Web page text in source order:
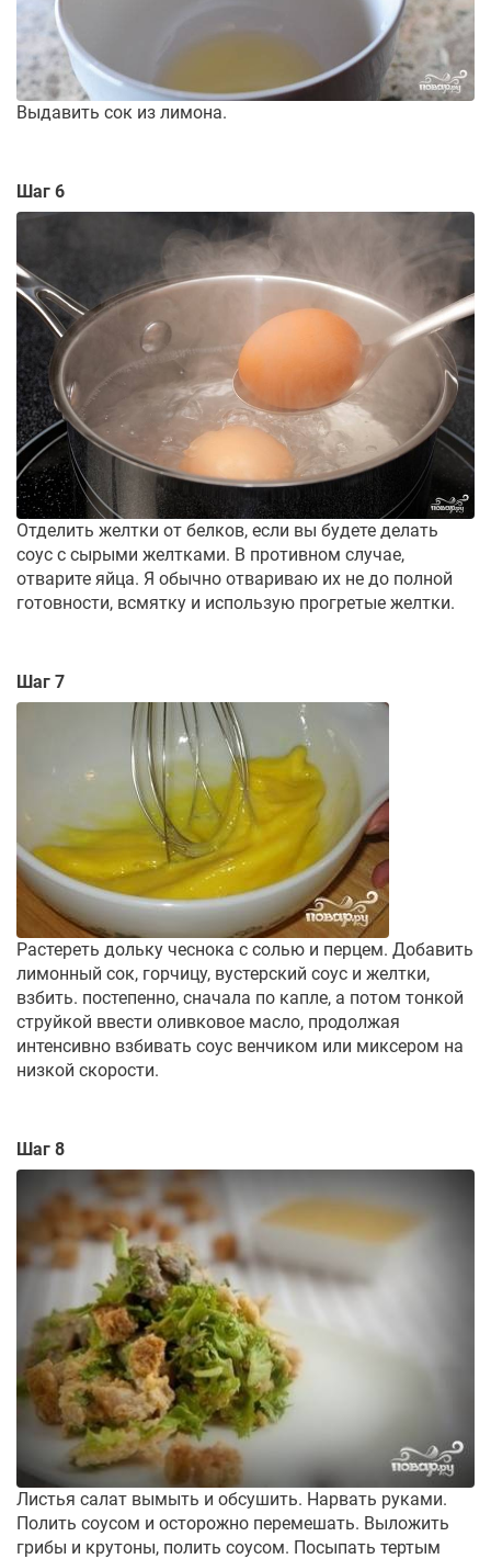
Выдавить сок из лимона.
Шаг 6
Отделить желтки от белков, если вы будете делать
соус с сырыми желтками. В противном случае,
отварите яйца. Я обычно отвариваю их не до полной
готовности, всмятку и использую прогретые желтки.
Шаг 7
Растереть дольку чеснока с солью и перцем. Добавить
лимонный сок, горчицу, вустерский соус и желтки,
взбить. постепенно, сначала по капле, а потом тонкой
струйкой ввести оливковое масло, продолжая
интенсивно взбивать соус венчиком или миксером на
низкой скорости.
Шаг 8
Листья салат вымыть и обсушить. Нарвать руками.
Полить соусом и осторожно перемешать. Выложить
грибы и крутоны, полить соусом. Посыпать тертым